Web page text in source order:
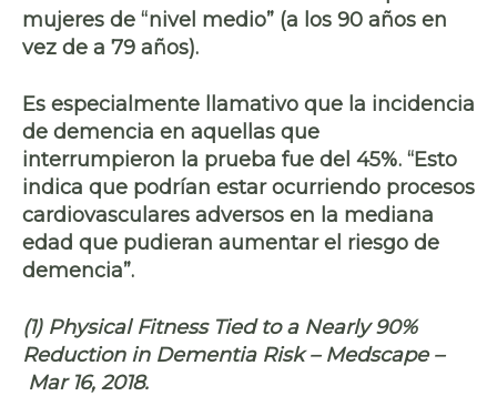
mujeres de “nivel medio” (a los 90 años en
vez de a 79 años).
Es especialmente llamativo que la incidencia
de demencia en aquellas que
interrumpieron la prueba fue del 45%. “Esto
indica que podrían estar ocurriendo procesos
cardiovasculares adversos en la mediana
edad que pudieran aumentar el riesgo de
demencia”.
(1) Physical Fitness Tied to a Nearly 90%
Reduction in Dementia Risk – Medscape–
Mar 16, 2018.